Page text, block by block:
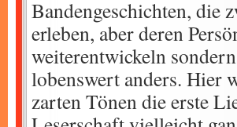
Bandengeschichten, die
erleben, aber deren
weiterentwickeln
lobenswert anders. Hier
zarten Tönen die erste